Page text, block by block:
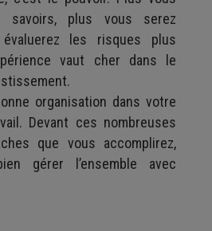
savoirs, plus vous serez
les risques plus
vaut cher dans le
organisation dans votre
Devant ces nombreuses
que vous accomplirez,
gérer l’ensemble avec